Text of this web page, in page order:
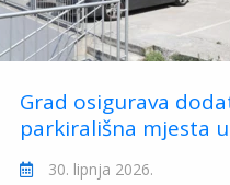
Grad osigurava
parkirališna mjesta
30. lipnja 2026.